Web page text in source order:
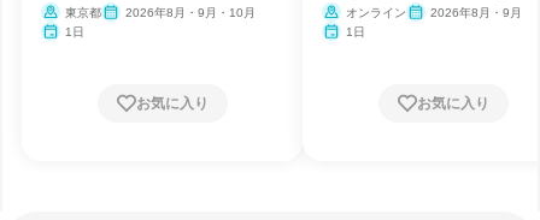
感 東京都
2026年8月・9月・10月
1日
お気に入り
オンライン
2026年8月・9月
1日
お気に入り